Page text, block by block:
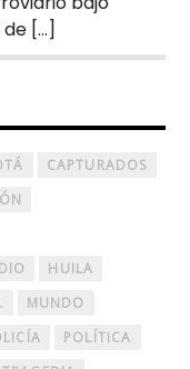
[…]
CAPTURADOS
HUILA
MUNDO
POLÍTICA